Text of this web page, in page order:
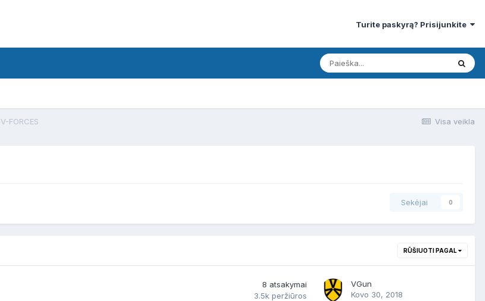
Turite paskyrą? Prisijunkite
Visa veikla
V-FORCES
Sekėjai 0
RŪŠIUOTI PAGAL
8 atsakymai
3.5k peržiūros
VGun
Kovo 30, 2018